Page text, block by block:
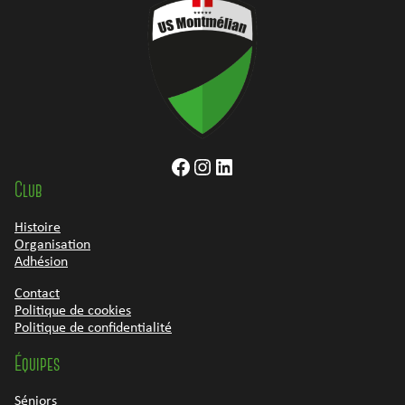
Facebook Instagram LinkedIn
Club
Histoire
Organisation
Adhésion
Contact
Politique de cookies
Politique de confidentialité
Équipes
Séniors